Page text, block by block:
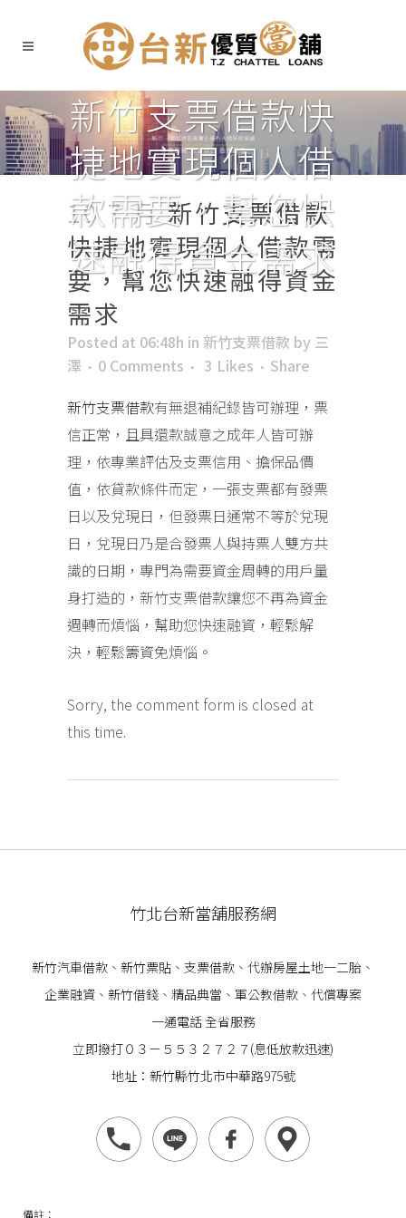
新竹支票借款快
捷地實現個人借
款需要，幫您快
速融得資金需求
10 7 月新竹支票借款
快捷地實現個人借款需
要，幫您快速融得資金
需求
Posted at 06:48h in 新竹支票借款 by 三
澤
0 Comments 3 Likes
Share
新竹支票借款有無退補紀錄皆可辦理，票
信正常，且具還款誠意之成年人皆可辦
理，依專業評估及支票信用、擔保品價
值，依貸款條件而定，一張支票都有發票
日以及兌現日，但發票日通常不等於兌現
日，兌現日乃是合發票人與持票人雙方共
識的日期，專門為需要資金周轉的用戶量
身打造的，新竹支票借款讓您不再為資金
週轉而煩惱，幫助您快速融資，輕鬆解
決，輕鬆籌資免煩惱。
Sorry, the comment form is closed at
this time.
竹北台新當舖服務網
新竹汽車借款 、 新竹票貼 、支票借款、代辦房屋土地一二胎、
企業融資 、 新竹借錢 、精品典當、軍公教借款、代償專案
一通電話 全省服務
立即撥打０３－５５３２７２７(息低放款迅速)
地址：新竹縣竹北市中華路975號
備註：